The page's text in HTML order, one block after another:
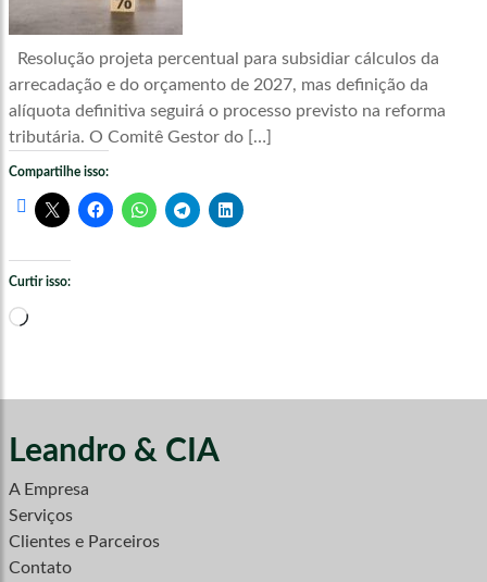
Resolução projeta percentual para subsidiar cálculos da
arrecadação e do orçamento de 2027, mas definição da
alíquota definitiva seguirá o processo previsto na reforma
tributária. O Comitê Gestor do […]
Compartilhe isso:
Curtir isso:
Carregando...
Leandro & CIA
A Empresa
Serviços
Clientes e Parceiros
Contato